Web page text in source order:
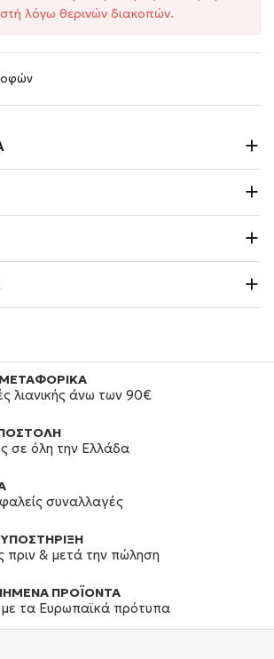
λόγω θερινών διακοπών.
λιανικής άνω των 90€
σε όλη την Ελλάδα
συναλλαγές
πριν & μετά την πώληση
ΠΡΟΪΟΝΤΑ
τα Ευρωπαϊκά πρότυπα